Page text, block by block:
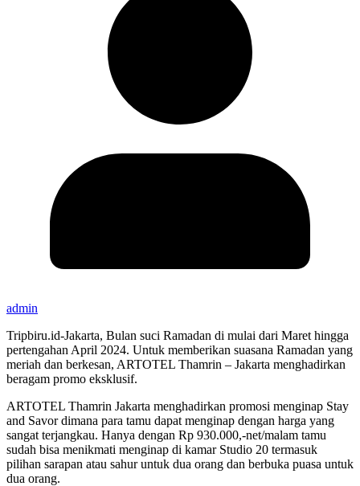
admin
Tripbiru.id-Jakarta, Bulan suci Ramadan di mulai dari Maret hingga
pertengahan April 2024. Untuk memberikan suasana Ramadan yang
meriah dan berkesan, ARTOTEL Thamrin – Jakarta menghadirkan
beragam promo eksklusif.
ARTOTEL Thamrin Jakarta menghadirkan promosi menginap Stay
and Savor dimana para tamu dapat menginap dengan harga yang
sangat terjangkau. Hanya dengan Rp 930.000,-net/malam tamu
sudah bisa menikmati menginap di kamar Studio 20 termasuk
pilihan sarapan atau sahur untuk dua orang dan berbuka puasa untuk
dua orang.